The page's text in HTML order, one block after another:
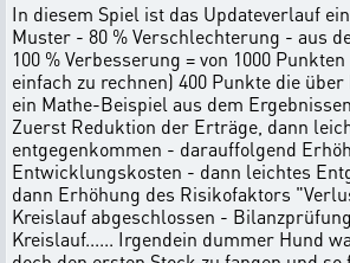
In diesem Spiel ist das Updateverlauf
Muster - 80 % Verschlechterung - aus
100 % Verbesserung = von 1000
einfach zu rechnen) 400 Punkte die
ein Mathe-Beispiel aus dem
Zuerst Reduktion der Erträge, dann
entgegenkommen - darauffolgend
Entwicklungskosten - dann leichtes
dann Erhöhung des Risikofaktors
Kreislauf abgeschlossen -
Kreislauf...... Irgendein dummer Hund